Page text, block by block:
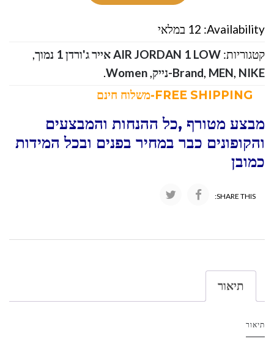
Availability: 12 במלאי
קטגוריות: AIR JORDAN 1 LOW אייר ג'ורדן 1 נמוך
,
Brand, MEN, NIKE-נייק ,
Women
.
מבצע מטורף ,כל ההנחות והמבצעים
והקופונים כבר במחיר בפנים ובכל המידות
כמובן
SHARE THIS:
תיאור
תיאור